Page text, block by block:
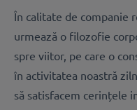
În calitate de companie
urmează o filozofie
spre viitor, pe care o
în activitatea noastră
să satisfacem cerințele